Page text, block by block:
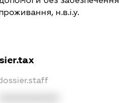
проживання, н.в.і.у.